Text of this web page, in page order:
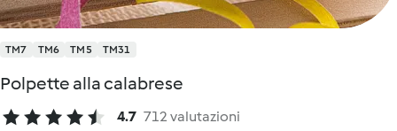
TM7 TM6 TM5 TM31
Polpette alla calabrese
4.7 712 valutazioni